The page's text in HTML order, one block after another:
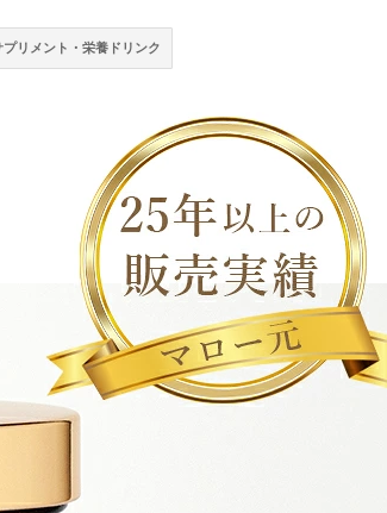
プリメント・栄養ドリンク